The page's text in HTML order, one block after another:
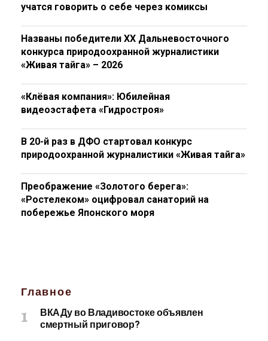
учатся говорить о себе через комиксы
Названы победители XX Дальневосточного
конкурса природоохранной журналистики
«Живая тайга» – 2026
«Клёвая компания»: Юбилейная
видеоэстафета «Гидростроя»
В 20-й раз в ДФО стартовал конкурс
природоохранной журналистики «Живая тайга»
Преображение «Золотого берега»:
«Ростелеком» оцифровал санаторий на
побережье Японского моря
Главное
ВКАДу во Владивостоке объявлен
смертный приговор?